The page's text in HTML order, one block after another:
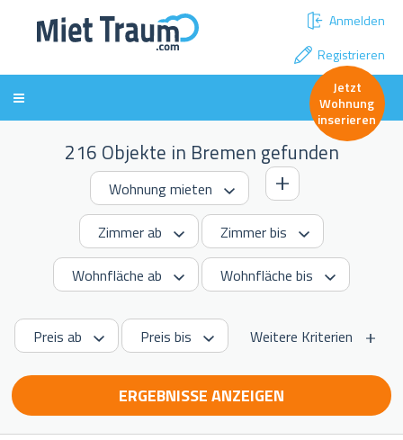
Anmelden
Registrieren
Jetzt
Wohnung
inserieren
216 Objekte in Bremen gefunden
Weitere Kriterien
ERGEBNISSE ANZEIGEN